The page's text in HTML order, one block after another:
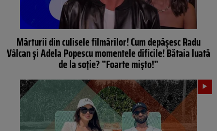
Mărturii din culisele filmărilor! Cum depășesc Radu
Vâlcan și Adela Popescu momentele dificile! Bătaia luată
de la soție? ”Foarte mișto!”